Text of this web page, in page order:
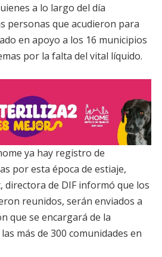
a lo largo del día
personas que acudieron para
en apoyo a los 16 municipios
por la falta del vital líquido.
ya hay registro de
por esta época de estiaje,
directora de DIF informó que los
reunidos, serán enviados a
que se encargará de la
más de 300 comunidades en